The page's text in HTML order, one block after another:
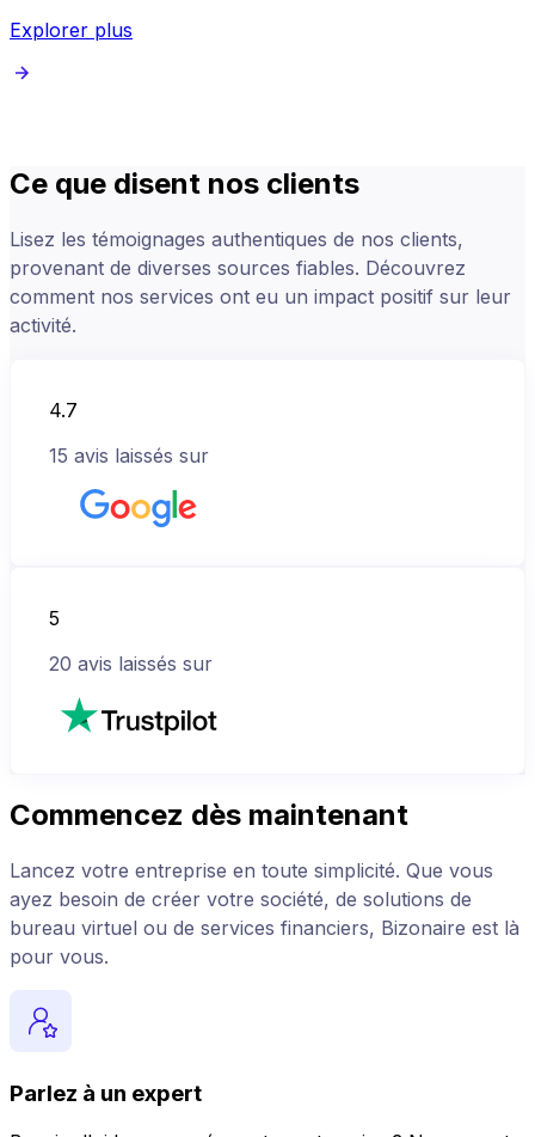
Explorer plus
Ce que disent nos clients
Lisez les témoignages authentiques de nos clients,
provenant de diverses sources fiables. Découvrez
comment nos services ont eu un impact positif sur leur
activité.
4.7
15 avis laissés sur
5
20 avis laissés sur
Commencez dès maintenant
Lancez votre entreprise en toute simplicité. Que vous
ayez besoin de créer votre société, de solutions de
bureau virtuel ou de services financiers, Bizonaire est là
pour vous.
Parlez à un expert